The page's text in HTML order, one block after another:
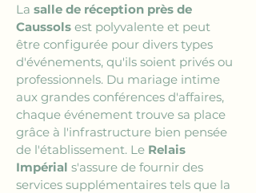
La salle de réception près de
Caussols est polyvalente et peut
être configurée pour divers types
d'événements, qu'ils soient privés ou
professionnels. Du mariage intime
aux grandes conférences d'affaires,
chaque événement trouve sa place
grâce à l'infrastructure bien pensée
de l'établissement. Le Relais
Impérial s'assure de fournir des
services supplémentaires tels que la